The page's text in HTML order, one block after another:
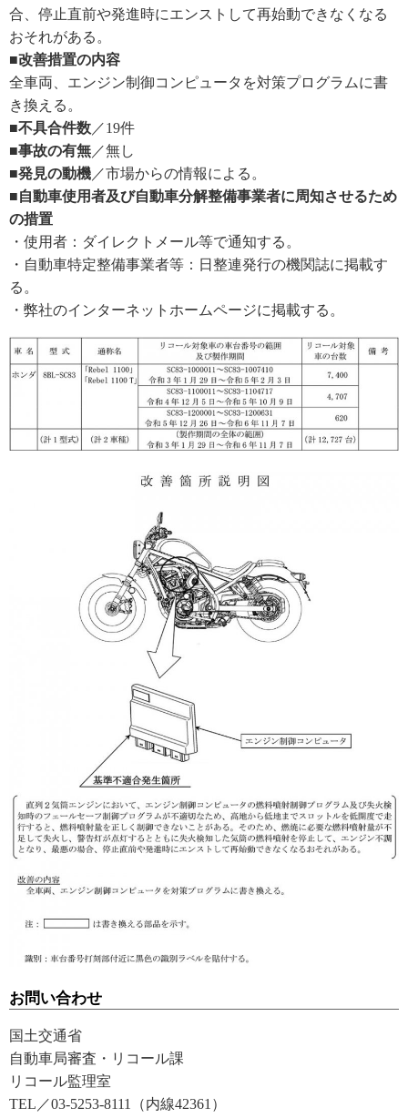
合、停止直前や発進時にエンストして再始動できなくなる
おそれがある。
■改善措置の内容
全車両、エンジン制御コンピュータを対策プログラムに書
き換える。
■不具合件数 ／19件
■事故の有無 ／無し
■発見の動機 ／市場からの情報による。
■自動車使用者及び自動車分解整備事業者に周知させるため
の措置
・使用者：ダイレクトメール等で通知する。
・自動車特定整備事業者等：日整連発行の機関誌に掲載す
る。
・弊社のインターネットホームページに掲載する。
お問い合わせ
国土交通省
自動車局審査・リコール課
リコール監理室
TEL／03-5253-8111（内線42361）